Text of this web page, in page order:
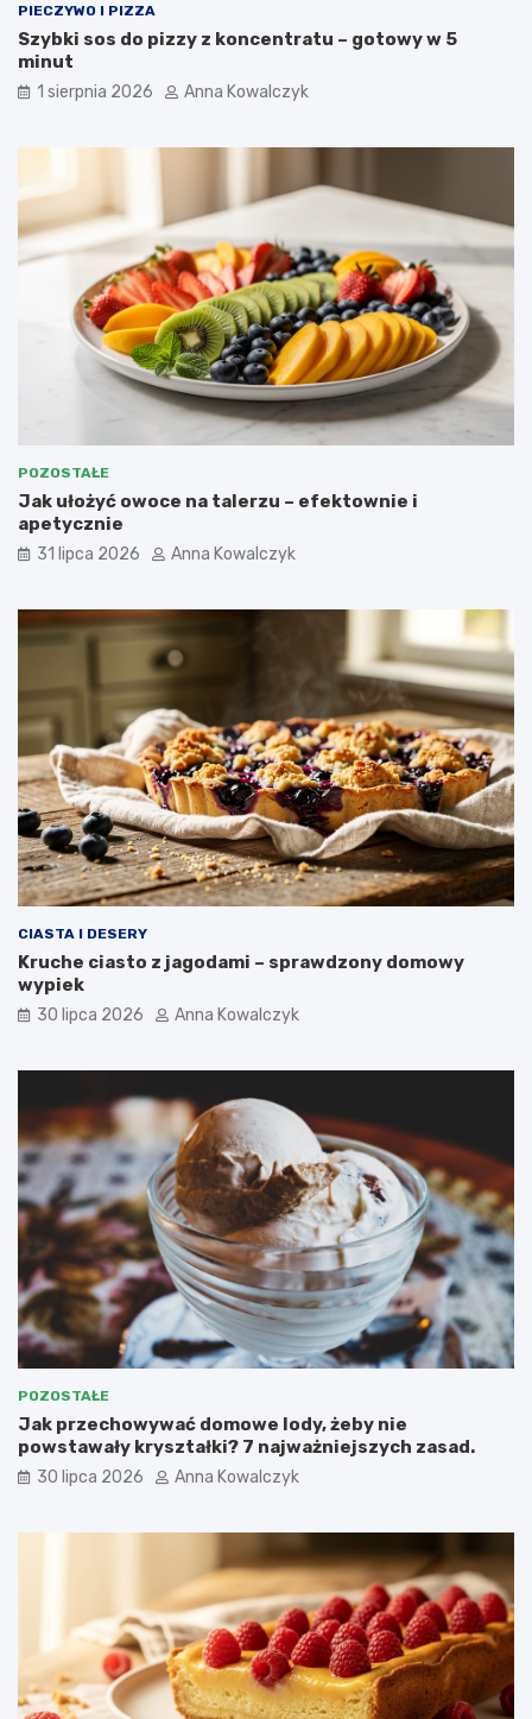
PIECZYWO I PIZZA
Szybki sos do pizzy z koncentratu – gotowy w 5
minut
1 sierpnia 2026 Anna Kowalczyk
POZOSTAŁE
Jak ułożyć owoce na talerzu – efektownie i
apetycznie
31 lipca 2026 Anna Kowalczyk
CIASTA I DESERY
Kruche ciasto z jagodami – sprawdzony domowy
wypiek
30 lipca 2026 Anna Kowalczyk
POZOSTAŁE
Jak przechowywać domowe lody, żeby nie
powstawały kryształki? 7 najważniejszych zasad.
30 lipca 2026 Anna Kowalczyk